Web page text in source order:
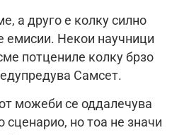
а друго е колку силно
емисии. Некои научници
потцениле колку брзо
Самсет.
можеби се оддалечува
сценарио, но тоа не значи